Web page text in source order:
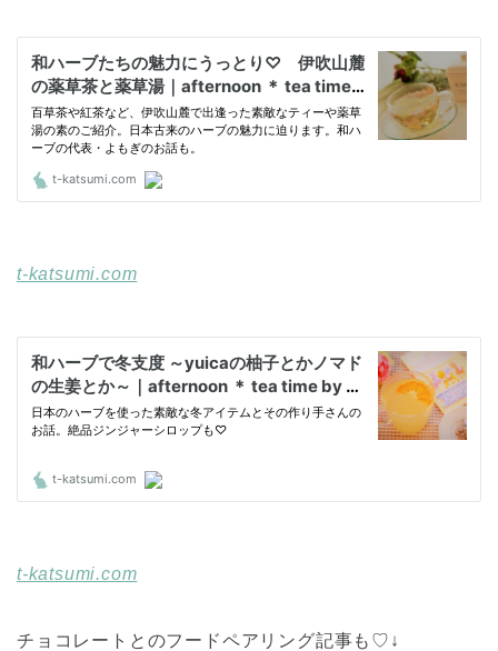
t-katsumi.com
t-katsumi.com
チョコレートとのフードペアリング記事も♡↓